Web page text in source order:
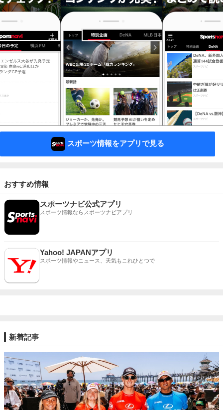
スポーツ情報をアプリで見る
おすすめ情報
スポーツナビ公式アプリ
スポーツ情報ならスポーツナビアプリ
Yahoo! JAPANアプリ
スポーツ情報やニュース、天気もこれひとつで
新着記事